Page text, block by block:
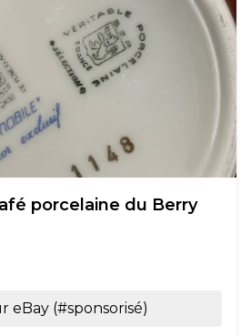
porcelaine du Berry
eBay (#sponsorisé)